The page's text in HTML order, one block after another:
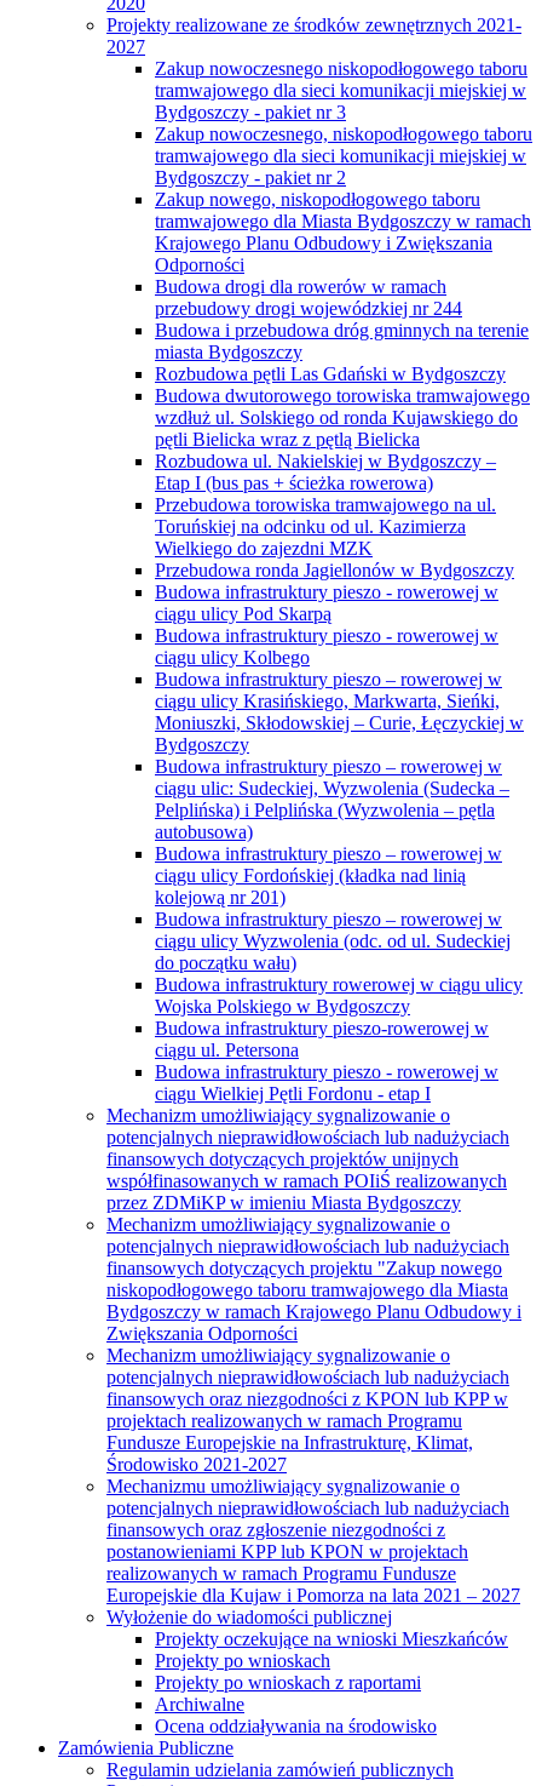
Projekty realizowane ze środków zewnętrznych 2021-
2027
Zakup nowoczesnego niskopodłogowego taboru
tramwajowego dla sieci komunikacji miejskiej w
Bydgoszczy - pakiet nr 3
Zakup nowoczesnego, niskopodłogowego taboru
tramwajowego dla sieci komunikacji miejskiej w
Bydgoszczy - pakiet nr 2
Zakup nowego, niskopodłogowego taboru
tramwajowego dla Miasta Bydgoszczy w ramach
Krajowego Planu Odbudowy i Zwiększania
Odporności
Budowa drogi dla rowerów w ramach
przebudowy drogi wojewódzkiej nr 244
Budowa i przebudowa dróg gminnych na terenie
miasta Bydgoszczy
Rozbudowa pętli Las Gdański w Bydgoszczy
Budowa dwutorowego torowiska tramwajowego
wzdłuż ul. Solskiego od ronda Kujawskiego do
pętli Bielicka wraz z pętlą Bielicka
Rozbudowa ul. Nakielskiej w Bydgoszczy –
Etap I (bus pas + ścieżka rowerowa)
Przebudowa torowiska tramwajowego na ul.
Toruńskiej na odcinku od ul. Kazimierza
Wielkiego do zajezdni MZK
Przebudowa ronda Jagiellonów w Bydgoszczy
Budowa infrastruktury pieszo - rowerowej w
ciągu ulicy Pod Skarpą
Budowa infrastruktury pieszo - rowerowej w
ciągu ulicy Kolbego
Budowa infrastruktury pieszo – rowerowej w
ciągu ulicy Krasińskiego, Markwarta, Sieńki,
Moniuszki, Skłodowskiej – Curie, Łęczyckiej w
Bydgoszczy
Budowa infrastruktury pieszo – rowerowej w
ciągu ulic: Sudeckiej, Wyzwolenia (Sudecka –
Pelplińska) i Pelplińska (Wyzwolenia – pętla
autobusowa)
Budowa infrastruktury pieszo – rowerowej w
ciągu ulicy Fordońskiej (kładka nad linią
kolejową nr 201)
Budowa infrastruktury pieszo – rowerowej w
ciągu ulicy Wyzwolenia (odc. od ul. Sudeckiej
do początku wału)
Budowa infrastruktury rowerowej w ciągu ulicy
Wojska Polskiego w Bydgoszczy
Budowa infrastruktury pieszo-rowerowej w
ciągu ul. Petersona
Budowa infrastruktury pieszo - rowerowej w
ciągu Wielkiej Pętli Fordonu - etap I
Mechanizm umożliwiający sygnalizowanie o
potencjalnych nieprawidłowościach lub nadużyciach
finansowych dotyczących projektów unijnych
współfinasowanych w ramach POIiŚ realizowanych
przez ZDMiKP w imieniu Miasta Bydgoszczy
Mechanizm umożliwiający sygnalizowanie o
potencjalnych nieprawidłowościach lub nadużyciach
finansowych dotyczących projektu "Zakup nowego
niskopodłogowego taboru tramwajowego dla Miasta
Bydgoszczy w ramach Krajowego Planu Odbudowy i
Zwiększania Odporności
Mechanizm umożliwiający sygnalizowanie o
potencjalnych nieprawidłowościach lub nadużyciach
finansowych oraz niezgodności z KPON lub KPP w
projektach realizowanych w ramach Programu
Fundusze Europejskie na Infrastrukturę, Klimat,
Środowisko 2021-2027
Mechanizmu umożliwiający sygnalizowanie o
potencjalnych nieprawidłowościach lub nadużyciach
finansowych oraz zgłoszenie niezgodności z
postanowieniami KPP lub KPON w projektach
realizowanych w ramach Programu Fundusze
Europejskie dla Kujaw i Pomorza na lata 2021 – 2027
Wyłożenie do wiadomości publicznej
Projekty oczekujące na wnioski Mieszkańców
Projekty po wnioskach
Projekty po wnioskach z raportami
Archiwalne
Ocena oddziaływania na środowisko
Zamówienia Publiczne
Regulamin udzielania zamówień publicznych